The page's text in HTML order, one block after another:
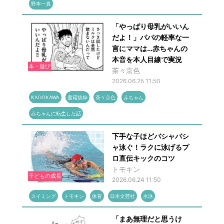
野本一真
本・遊び
「やっぱり母乳がいいん
だよ！」パパの軽率な一
言にママは…赤ちゃんの
本音を本人目線で実況
茶々京色
2026.06.25 11:50
KADOKAWA 書籍抜粋 茶々京色 赤ちゃん
赤ちゃんに転生した話
子どもの成長
下手な子ほどバシャバシ
ャ泳ぐ！ラクに泳げるプ
ロ直伝キックのコツ
トモキン
2026.06.24 11:50
スイミング トモキン 体育 日本文芸社 水泳
「まあ無理だと思うけ